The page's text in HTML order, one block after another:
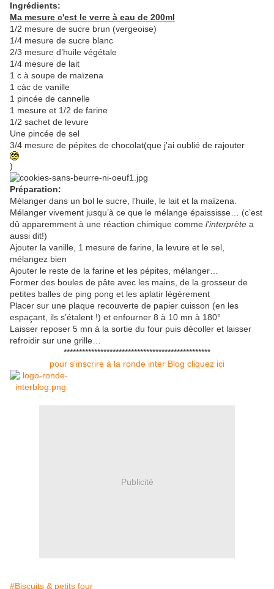
Ingrédients:
Ma mesure c'est le verre à eau de 200ml
1/2 mesure de sucre brun (vergeoise)
1/4 mesure de sucre blanc
2/3 mesure d’huile végétale
1/4 mesure de lait
1 c à soupe de maïzena
1 càc de vanille
1 pincée de cannelle
1 mesure et 1/2 de farine
1/2 sachet de levure
Une pincée de sel
3/4 mesure de pépites de chocolat(que j'ai oublié de rajouter
)
Préparation:
Mélanger dans un bol le sucre, l’huile, le lait et la maïzena.
Mélanger vivement jusqu’à ce que le mélange épaississe… (c’est
dû apparemment à une réaction chimique comme l'interprète a
aussi dit!)
Ajouter la vanille, 1 mesure de farine, la levure et le sel,
mélangez bien
Ajouter le reste de la farine et les pépites, mélanger…
Former des boules de pâte avec les mains, de la grosseur de
petites balles de ping pong et les aplatir légèrement
Placer sur une plaque recouverte de papier cuisson (en les
espaçant, ils s’étalent !) et enfourner 8 à 10 mn à 180°
Laisser reposer 5 mn à la sortie du four puis décoller et laisser
refroidir sur une grille…
************************************************
pour s'inscrire à la ronde inter Blog cliquez ici
Publicité
#Biscuits & petits four